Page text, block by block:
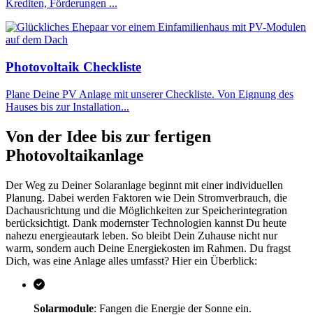
Krediten, Förderungen ...
Photovoltaik Checkliste
Plane Deine PV Anlage mit unserer Checkliste. Von Eignung des
Hauses bis zur Installation...
Von der Idee bis zur fertigen
Photovoltaikanlage
Der Weg zu Deiner Solaranlage beginnt mit einer individuellen
Planung. Dabei werden Faktoren wie Dein Stromverbrauch, die
Dachausrichtung und die Möglichkeiten zur Speicherintegration
berücksichtigt. Dank modernster Technologien kannst Du heute
nahezu energieautark leben. So bleibt Dein Zuhause nicht nur
warm, sondern auch Deine Energiekosten im Rahmen. Du fragst
Dich, was eine Anlage alles umfasst? Hier ein Überblick:
Solarmodule: Fangen die Energie der Sonne ein.